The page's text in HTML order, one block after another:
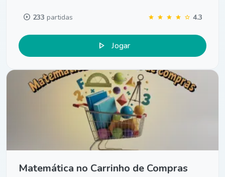
play_circle 233 partidas star star star star star 4.3
play_arrow Jogar
Matemática no Carrinho de Compras